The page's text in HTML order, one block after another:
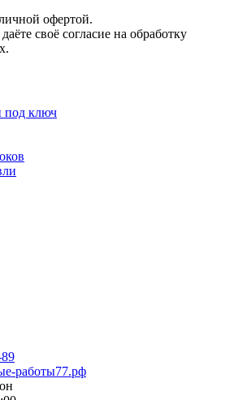
офертой.
своё согласие на обработку
под ключ
работы77.рф